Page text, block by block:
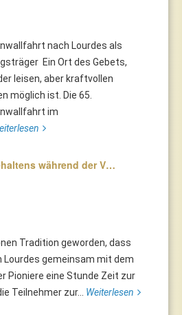
nach Lourdes als
Ein Ort des Gebets,
leisen, aber kraftvollen
möglich ist. Die 65.
im
während der V…
Tradition geworden, dass
Lourdes gemeinsam mit dem
Pioniere eine Stunde Zeit zur
Teilnehmer zur... Weiterlesen